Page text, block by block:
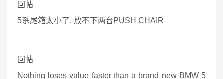
回帖
5系尾箱太小了, 放不下两台PUSH CHAIR
回帖
Nothing loses value faster than a brand new BMW 5